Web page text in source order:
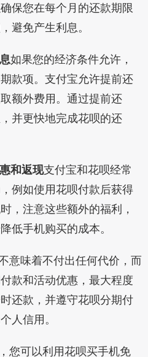
保您在每个月的还款期限
避免产生利息。
如果您的经济条件允许，
款项。支付宝允许提前还
额外费用。通过提前还
并更快地完成花呗的还
和返现支付宝和花呗经常
例如使用花呗付款后获得
，注意这些额外的福利，
低手机购买的成本。
意味着不付出任何代价，而
款和活动优惠，最大程度
还款，并遵守花呗分期付
人信用。
您可以利用花呗买手机免